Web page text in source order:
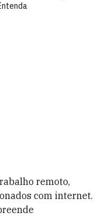
remoto,
com internet.